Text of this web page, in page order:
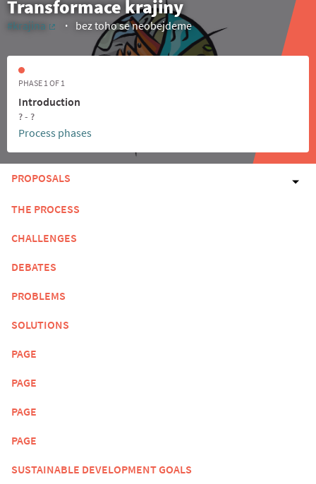
Transformace krajiny
#krajina
(External link)
bez toho se neobejdeme
PHASE 1 OF 1
Introduction
? - ?
Process phases
PROPOSALS
THE PROCESS
CHALLENGES
DEBATES
PROBLEMS
SOLUTIONS
PAGE
PAGE
PAGE
PAGE
SUSTAINABLE DEVELOPMENT GOALS